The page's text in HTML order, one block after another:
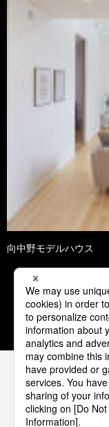
向中野モデルハウス
1 2
パナソニ